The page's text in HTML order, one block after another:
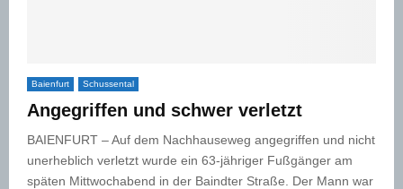
Baienfurt Schussental
Angegriffen und schwer verletzt
BAIENFURT – Auf dem Nachhauseweg angegriffen und nicht
unerheblich verletzt wurde ein 63-jähriger Fußgänger am
späten Mittwochabend in der Baindter Straße. Der Mann war